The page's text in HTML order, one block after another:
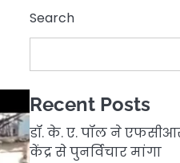
Search
Recent Posts
डॉ. के. ए. पॉल ने
केंद्र से पुनर्विचार मांगा